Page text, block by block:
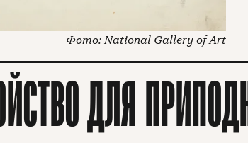
National Gallery of Art
ДЛЯ